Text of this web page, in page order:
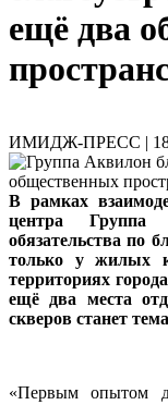
ещё два
ИМИДЖ-ПРЕСС |
В рамках
центра Группа
обязательства по
только у жилых
территориях
ещё два места
скверов станет
«Первым опытом